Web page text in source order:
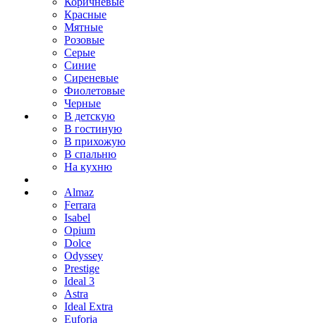
Красные
Мятные
Розовые
Серые
Синие
Сиреневые
Фиолетовые
Черные
В детскую
В гостиную
В прихожую
В спальню
На кухню
Almaz
Ferrara
Isabel
Opium
Dolce
Odyssey
Prestige
Ideal 3
Astra
Ideal Extra
Euforia